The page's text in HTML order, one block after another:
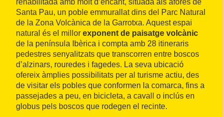
rehabilitada amb molt d’encant, situada als afores de
Santa Pau, un poble emmurallat dins del Parc Natural
de la Zona Volcànica de la Garrotxa. Aquest espai
natural és el millor exponent de paisatge volcànic
de la península Ibèrica i compta amb 28 itineraris
pedestres senyalitzats que transcorren entre boscos
d’alzinars, rouredes i fagedes. La seva ubicació
ofereix àmplies possibilitats per al turisme actiu, des
de visitar els pobles que conformen la comarca, fins a
passejades a peu, en bicicleta, a cavall o inclús en
globus pels boscos que rodegen el recinte.